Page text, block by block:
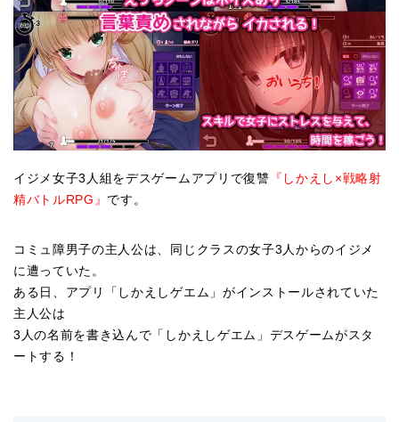
イジメ女子3人組をデスゲームアプリで復讐 『しかえし×戦略射
精バトルRPG』 です。
コミュ障男子の主人公は、同じクラスの女子3人からのイジメ
に遭っていた。
ある日、アプリ「しかえしゲエム」がインストールされていた
主人公は
3人の名前を書き込んで「しかえしゲエム」デスゲームがスタ
ートする！